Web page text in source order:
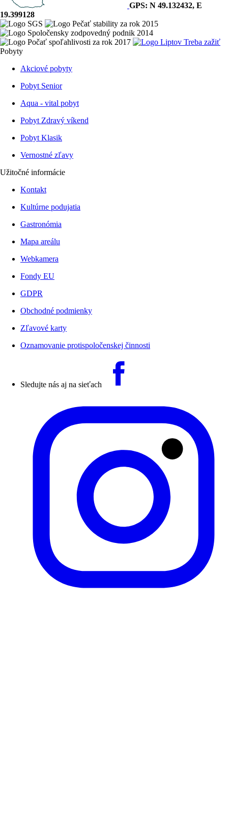
GPS: N 49.132432, E
19.399128
Pobyty
Akciové pobyty
Pobyt Senior
Aqua - vital pobyt
Pobyt Zdravý víkend
Pobyt Klasik
Vernostné zľavy
Užitočné informácie
Kontakt
Kultúrne podujatia
Gastronómia
Mapa areálu
Webkamera
Fondy EU
GDPR
Obchodné podmienky
Zľavové karty
Oznamovanie protispoločenskej činnosti
Sledujte nás aj na sieťach